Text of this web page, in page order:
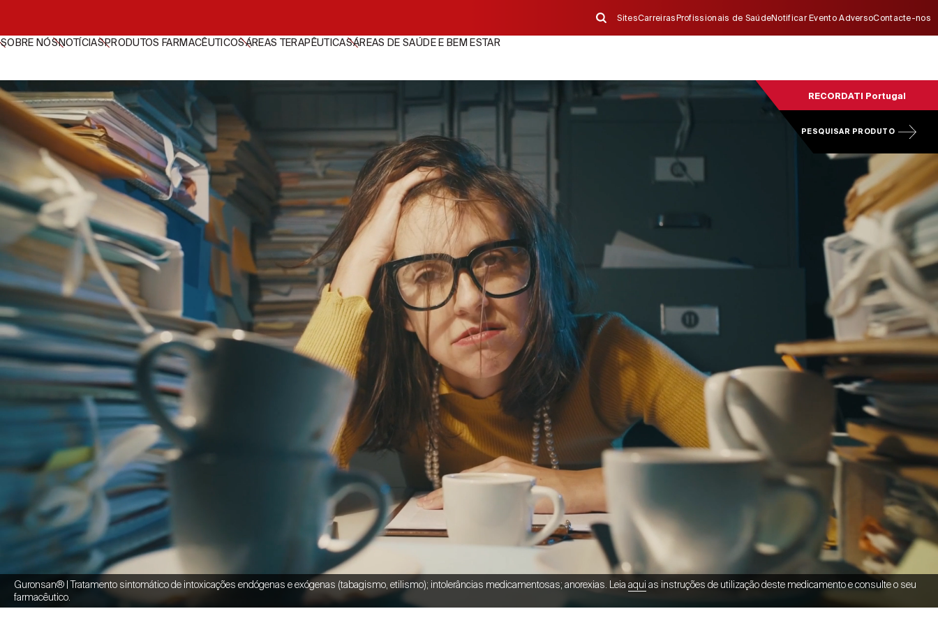
SitesCarreirasProfissionais de SaúdeNotificar Evento AdversoContacte-nos
SOBRE NÓSNOTÍCIASPRODUTOS FARMACÊUTICOSÁREAS TERAPÊUTICASÁREAS DE SAÚDE E BEM ESTAR
PESQUISAR PRODUTO
RECORDATI Portugal
Guronsan® | Tratamento sintomático de intoxicações endógenas e exógenas (tabagismo, etilismo); intolerâncias medicamentosas; anorexias. Leia aqui as instruções de utilização deste medicamento e consulte o seu
farmacêutico.